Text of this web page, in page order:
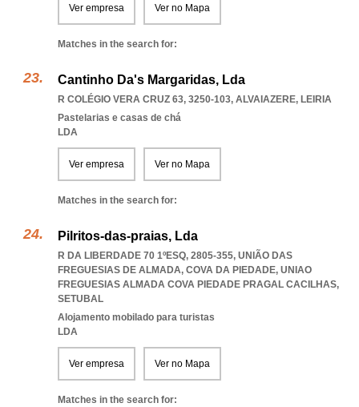
Ver empresa Ver no Mapa
Matches in the search for:
Cantinho Da's Margaridas, Lda
R COLÉGIO VERA CRUZ 63, 3250-103, ALVAIAZERE, LEIRIA
Pastelarias e casas de chá
LDA
Ver empresa Ver no Mapa
Matches in the search for:
Pilritos-das-praias, Lda
R DA LIBERDADE 70 1ºESQ, 2805-355, UNIÃO DAS
FREGUESIAS DE ALMADA, COVA DA PIEDADE, UNIAO
FREGUESIAS ALMADA COVA PIEDADE PRAGAL CACILHAS,
SETUBAL
Alojamento mobilado para turistas
LDA
Ver empresa Ver no Mapa
Matches in the search for: